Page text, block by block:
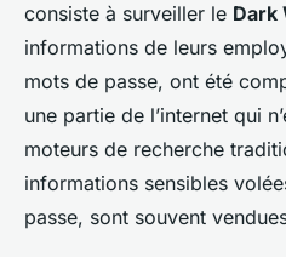
consiste à surveiller le Dark
informations de leurs
mots de passe, ont été
une partie de l’internet qui
moteurs de recherche
informations sensibles
passe, sont souvent